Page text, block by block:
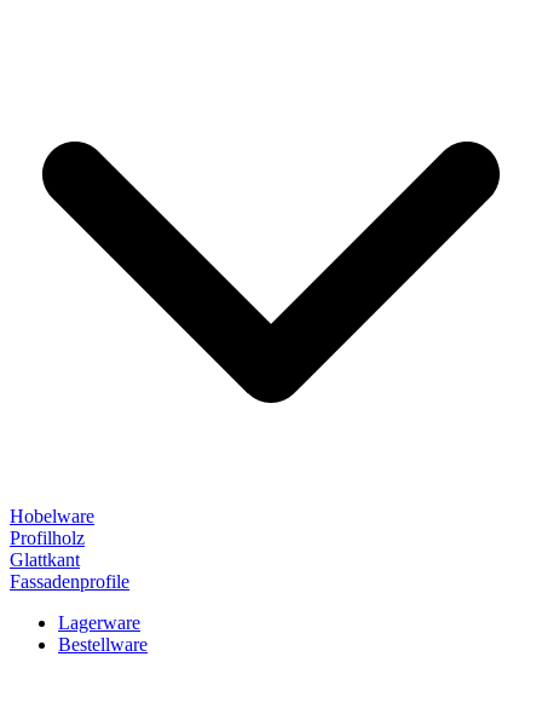
Hobelware
Profilholz
Glattkant
Fassadenprofile
Lagerware
Bestellware